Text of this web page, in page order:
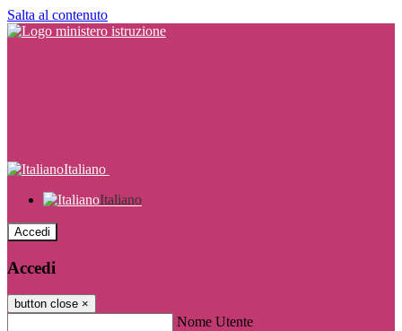
Salta al contenuto
Italiano
Italiano
Accedi
Accedi
button close ×
Nome Utente